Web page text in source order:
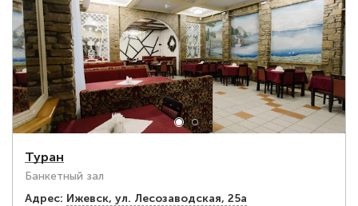
Туран
Банкетный зал
Адрес: Ижевск, ул. Лесозаводская, 25а